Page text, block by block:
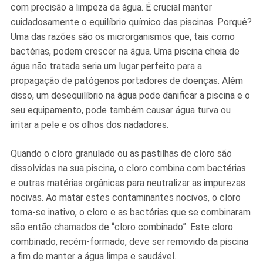
com precisão a limpeza da água. É crucial manter
cuidadosamente o equilíbrio químico das piscinas. Porquê?
Uma das razões são os microrganismos que, tais como
bactérias, podem crescer na água. Uma piscina cheia de
água não tratada seria um lugar perfeito para a
propagação de patógenos portadores de doenças. Além
disso, um desequilíbrio na água pode danificar a piscina e o
seu equipamento, pode também causar água turva ou
irritar a pele e os olhos dos nadadores.
Quando o cloro granulado ou as pastilhas de cloro são
dissolvidas na sua piscina, o cloro combina com bactérias
e outras matérias orgânicas para neutralizar as impurezas
nocivas. Ao matar estes contaminantes nocivos, o cloro
torna-se inativo, o cloro e as bactérias que se combinaram
são então chamados de “cloro combinado”. Este cloro
combinado, recém-formado, deve ser removido da piscina
a fim de manter a água limpa e saudável.